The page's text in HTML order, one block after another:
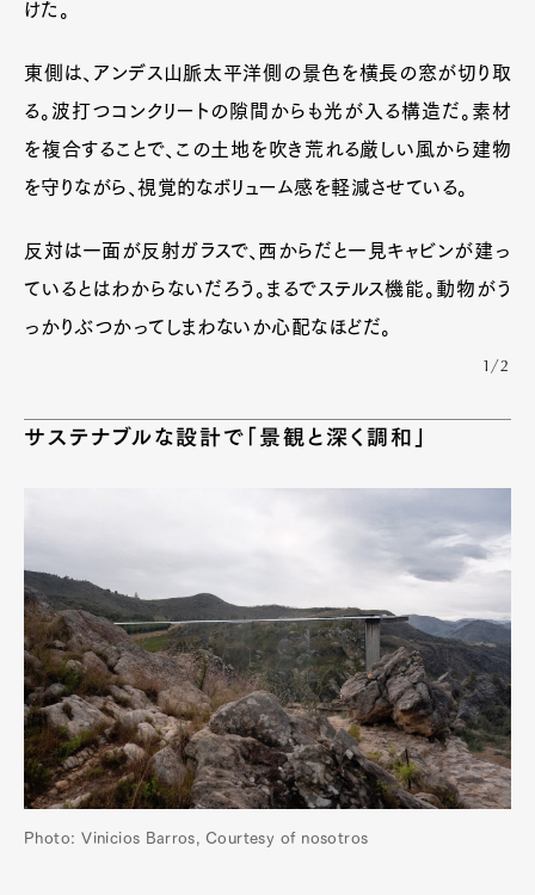
けた。
東側は、アンデス山脈太平洋側の景色を横長の窓が切り取
る。波打つコンクリートの隙間からも光が入る構造だ。素材
を複合することで、この土地を吹き荒れる厳しい風から建物
を守りながら、視覚的なボリューム感を軽減させている。
反対は一面が反射ガラスで、西からだと一見キャビンが建っ
ているとはわからないだろう。まるでステルス機能。動物がう
っかりぶつかってしまわないか心配なほどだ。
1/2
サステナブルな設計で「景観と深く調和」
Photo: Vinicios Barros, Courtesy of nosotros